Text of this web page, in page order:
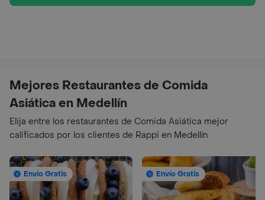
Mejores Restaurantes de Comida
Asiática en Medellín
Elija entre los restaurantes de Comida Asiática mejor
calificados por los clientes de Rappi en Medellín
Envío Gratis Envío Gratis